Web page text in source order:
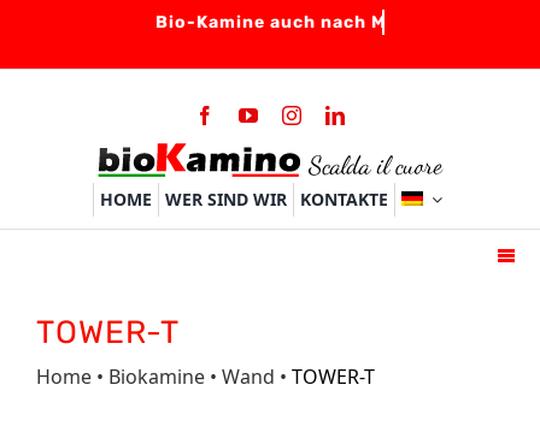
content
HOME WER SIND WIR KONTAKTE
BIO-KAMINE
TOWER-T
Home • Biokamine • Wand • TOWER-T